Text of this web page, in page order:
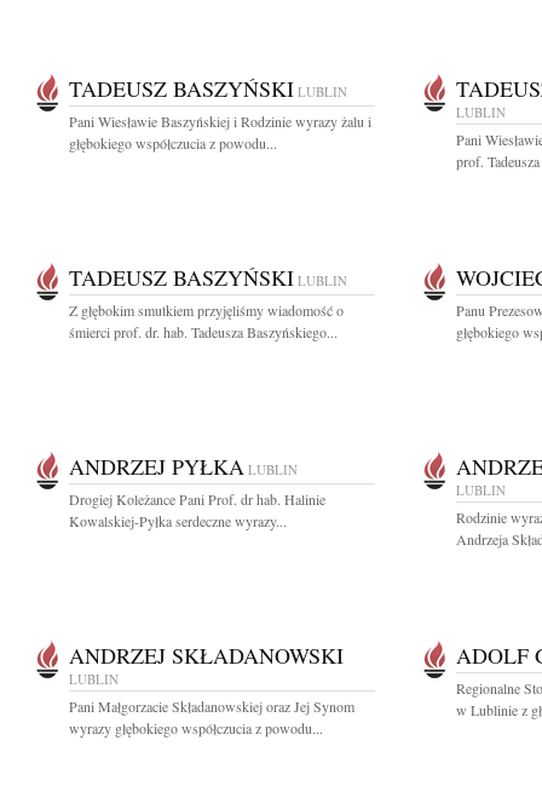
TADEUSZ BASZYŃSKI LUBLIN
Pani Wiesławie Baszyńskiej i Rodzinie wyrazy żalu i
głębokiego współczucia z powodu...
LUBLIN
Pani
prof.
TADEUSZ BASZYŃSKI LUBLIN
Z głębokim smutkiem przyjęliśmy wiadomość o
śmierci prof. dr. hab. Tadeusza Baszyńskiego...
Panu
głębokiego
ANDRZEJ PYŁKA LUBLIN
Drogiej Koleżance Pani Prof. dr hab. Halinie
Kowalskiej-Pyłka serdeczne wyrazy...
LUBLIN
Rodzinie
Andrzeja
ANDRZEJ SKŁADANOWSKI
LUBLIN
Pani Małgorzacie Składanowskiej oraz Jej Synom
wyrazy głębokiego współczucia z powodu...
ADOLF
Regionalne
w Lublinie z